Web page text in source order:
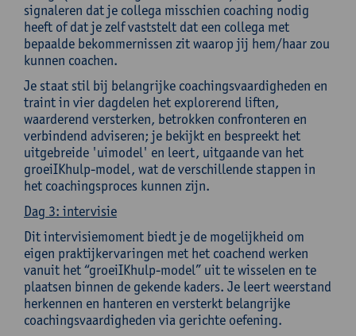
signaleren dat je collega misschien coaching nodig
heeft of dat je zelf vaststelt dat een collega met
bepaalde bekommernissen zit waarop jij hem/haar zou
kunnen coachen.
Je staat stil bij belangrijke coachingsvaardigheden en
traint in vier dagdelen het explorerend liften,
waarderend versterken, betrokken confronteren en
verbindend adviseren; je bekijkt en bespreekt het
uitgebreide 'uimodel' en leert, uitgaande van het
groeiIKhulp-model, wat de verschillende stappen in
het coachingsproces kunnen zijn.
Dag 3: intervisie
Dit intervisiemoment biedt je de mogelijkheid om
eigen praktijkervaringen met het coachend werken
vanuit het “groeiIKhulp-model” uit te wisselen en te
plaatsen binnen de gekende kaders. Je leert weerstand
herkennen en hanteren en versterkt belangrijke
coachingsvaardigheden via gerichte oefening.